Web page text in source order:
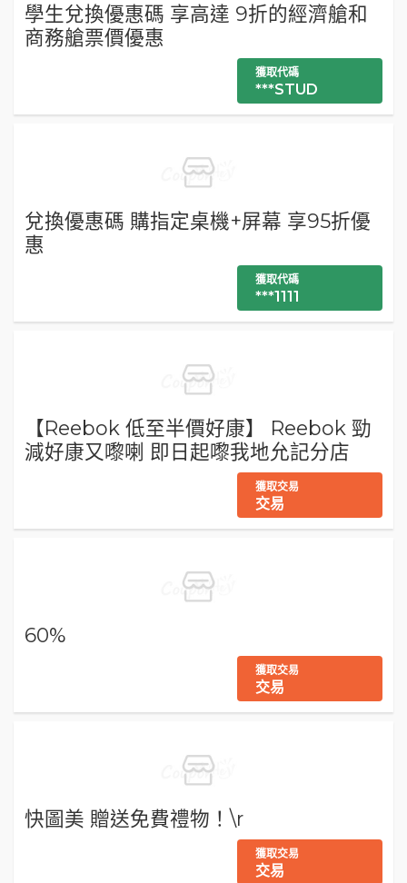
學生兌換優惠碼 享高達 9折的經濟艙和
商務艙票價優惠
獲取代碼
***STUD
兌換優惠碼 購指定桌機+屏幕 享95折優
惠
獲取代碼
***1111
【Reebok 低至半價好康】 Reebok 勁
減好康又嚟喇 即日起嚟我地允記分店
獲取交易
交易
60%
獲取交易
交易
快圖美 贈送免費禮物！\r
獲取交易
交易